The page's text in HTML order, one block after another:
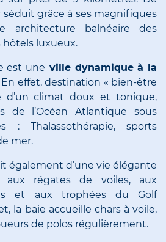
grâce à ses magnifiques
architecture balnéaire des
hôtels luxueux.
est une ville dynamique à la
En effet, destination « bien-être
d’un climat doux et tonique,
de l’Océan Atlantique sous
: Thalassothérapie, sports
mer.
également d’une vie élégante
aux régates de voiles, aux
et aux trophées du Golf
la baie accueille chars à voile,
de polos régulièrement.